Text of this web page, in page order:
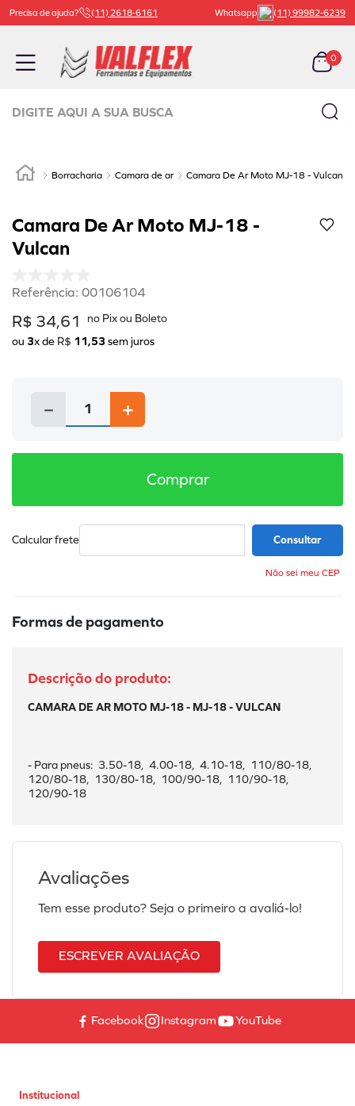
Precisa de ajuda? (11) 2618-6161 Whatsapp (11) 99982-6239
0
Borracharia Camara de ar Camara De Ar Moto MJ-18 - Vulcan
Camara De Ar Moto MJ-18 -
Vulcan
Referência: 00106104
R$ 34,61
ou 3x de R$ 11,53 sem juros
＋
－
Comprar
Não sei meu CEP
Formas de pagamento
CAMARA DE AR MOTO MJ-18 - MJ-18 - VULCAN
- Para pneus:  3.50-18,  4.00-18,  4.10-18,  110/80-18,
120/80-18,  130/80-18,  100/90-18,  110/90-18,
120/90-18
Avaliações
Tem esse produto? Seja o primeiro a avaliá-lo!
ESCREVER AVALIAÇÃO
Facebook Instagram YouTube
Institucional
1º
carrinho ferramenta
3º
macaco
5º
beta
6º
vaselina
7º
borracharia
calibrador